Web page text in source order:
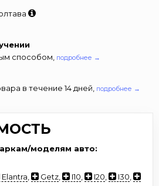
способом, подробнее →
в течение 14 дней, подробнее →
моделям авто:
Elantra Getz I10 I20 I30